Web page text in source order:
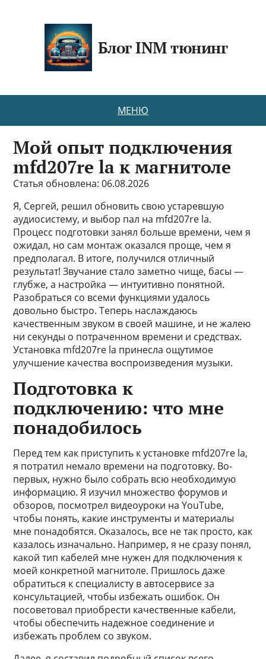
Блог INM тюнинг
МЕНЮ
Мой опыт подключения
mfd207re la к магнитоле
Статья обновлена: 06.08.2026
Я, Сергей, решил обновить свою устаревшую
аудиосистему, и выбор пал на mfd207re la.
Процесс подготовки занял больше времени, чем я
ожидал, но сам монтаж оказался проще, чем я
предполагал. В итоге, получился отличный
результат! Звучание стало заметно чище, басы —
глубже, а настройка — интуитивно понятной.
Разобраться со всеми функциями удалось
довольно быстро. Теперь наслаждаюсь
качественным звуком в своей машине, и не жалею
ни секунды о потраченном времени и средствах.
Установка mfd207re la принесла ощутимое
улучшение качества воспроизведения музыки.
Подготовка к
подключению: что мне
понадобилось
Перед тем как приступить к установке mfd207re la,
я потратил немало времени на подготовку. Во-
первых, нужно было собрать всю необходимую
информацию. Я изучил множество форумов и
обзоров, посмотрел видеоуроки на YouTube,
чтобы понять, какие инструменты и материалы
мне понадобятся. Оказалось, все не так просто, как
казалось изначально. Например, я не сразу понял,
какой тип кабелей мне нужен для подключения к
моей конкретной магнитоле. Пришлось даже
обратиться к специалисту в автосервисе за
консультацией, чтобы избежать ошибок. Он
посоветовал приобрести качественные кабели,
чтобы обеспечить надежное соединение и
избежать проблем со звуком.